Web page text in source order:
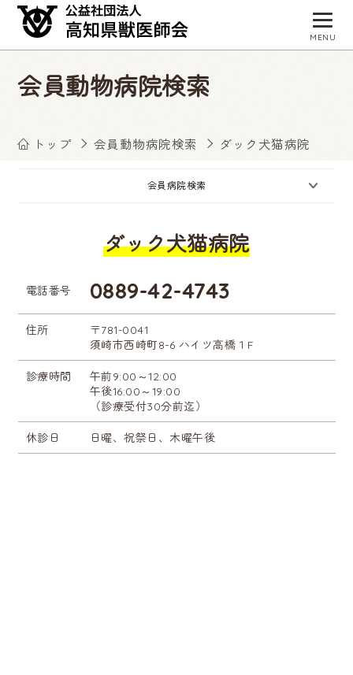
会員動物病院検索
トップ 会員動物病院検索 ダック犬猫病院
会員病院検索
ダック犬猫病院
電話番号 0889-42-4743
住所
〒781-0041
須崎市西崎町8-6 ハイツ高橋１F
診療時間
午前9:00～12:00
午後16:00～19:00
（診療受付30分前迄）
休診日 日曜、祝祭日、木曜午後
MENU
会員病院検索
会員専用サイト